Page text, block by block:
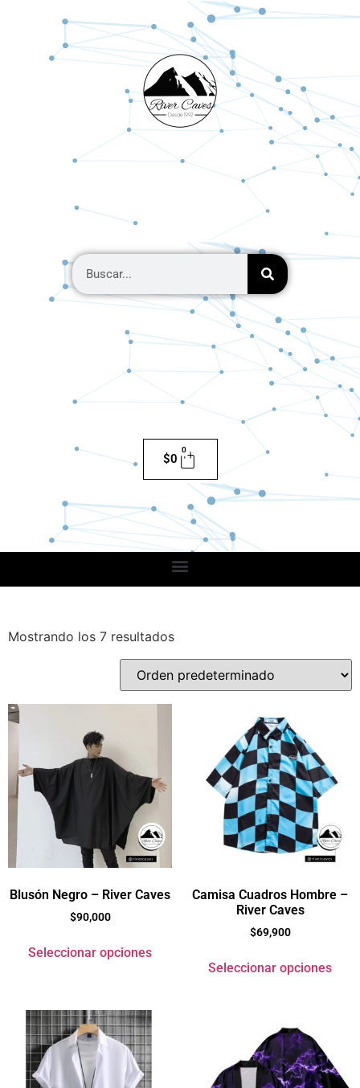
$0
0
Mostrando los 7 resultados
Blusón Negro – River Caves
$90,000
Seleccionar opciones
Camisa Cuadros Hombre –
River Caves
$69,900
Seleccionar opciones